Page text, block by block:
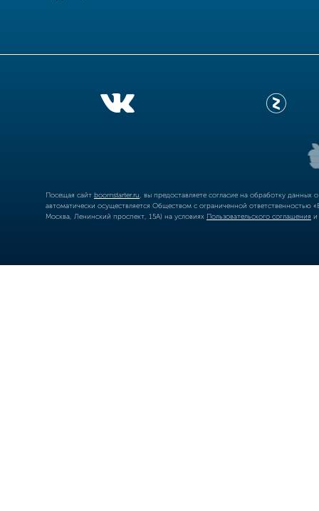
Посещая сайт boomstarter.ru , вы предоставляете согласие на обработку
автоматически осуществляется Обществом с ограниченной
Москва, Ленинский проспект, 15А) на условиях Пользовательского соглашения и